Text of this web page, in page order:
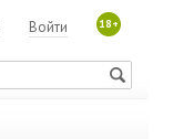
18+
Войти